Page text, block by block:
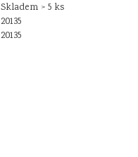
Skladem > 5 ks
20135
20135